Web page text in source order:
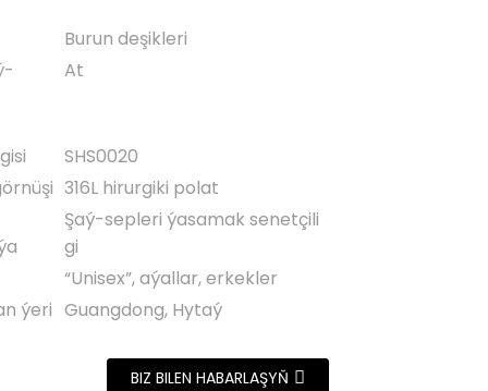
Burun deşikleri
At
SHS0020
316L hirurgiki polat
Şaý-sepleri ýasamak senetçili
gi
“Unisex”, aýallar, erkekler
ýeri Guangdong, Hytaý
BIZ BILEN HABARLAŞYŇ